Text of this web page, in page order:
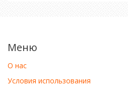
Меню
О нас
Условия использования